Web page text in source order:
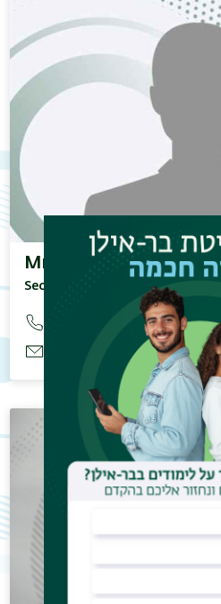
Mme. Maliah Ruth
Secrétaire du département
03.531.82.32
french.dept@biu.ac.il